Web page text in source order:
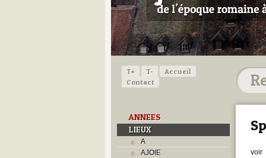
T+ T-
Accueil
Contact
ANNEES
LIEUX
A
AJOIE
voir